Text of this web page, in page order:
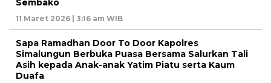
Sembako
11 Maret 2026 | 3:16 am WIB
Sapa Ramadhan Door To Door Kapolres
Simalungun Berbuka Puasa Bersama Salurkan Tali
Asih kepada Anak-anak Yatim Piatu serta Kaum
Duafa